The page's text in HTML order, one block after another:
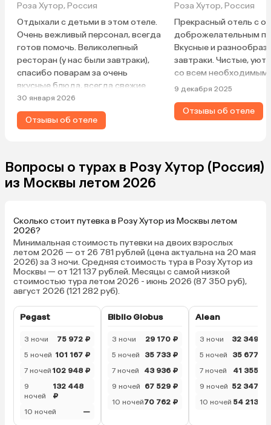
Роза Хутор, Россия
Отдыхали с детьми в этом отеле.
Очень вежливый персонал, всегда
готов помочь. Великолепный
ресторан (у нас были завтраки),
спасибо поварам за очень
вкусные блюда, всегда свежие
продукты, большой ассортимент
выпечки и всяких вкусняшек для
детей. Вкусный и ароматный кофе.
ремонтом. Вид из окна
великолепен. Всем рекомендую
Деда Мороза. Чувствуется забота
и внимание к каждому гостю.
30 января 2026
Отзывы об отеле
Роза Хутор, Россия
Прекрасный отель с
доброжелательным
Вкусные и
завтраки. Чистые,
со всем необходимым.
9 декабря 2025
Отзывы об отеле
Вопросы о турах в Розу Хутор (Россия)
из Москвы летом 2026
Сколько стоит путевка в Розу Хутор из Москвы летом
2026?
Минимальная стоимость путевки на двоих взрослых
летом 2026 — от 26 781 рублей (цена актуальна на 20 мая
2026) за 3 ночи. Средняя стоимость тура в Розу Хутор из
Москвы — от 121 137 рублей. Месяцы с самой низкой
стоимостью тура летом 2026 - июнь 2026 (87 350 руб),
август 2026 (121 282 руб).
Pegast
3 ночи
75 972 ₽
5 ночей 101 167 ₽
7 ночей 102 948 ₽
9
ночей
132 448
₽
10 ночей
—
Biblio Globus
3 ночи
29 170 ₽
5 ночей
35 733 ₽
7 ночей
43 936 ₽
9 ночей
67 529 ₽
10 ночей70 762 ₽
Alean
3 ночи
32 349 ₽
5 ночей
35 677 ₽
7 ночей
41 355 ₽
9 ночей 52 347 ₽
10 ночей 54 213 ₽